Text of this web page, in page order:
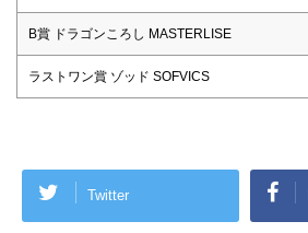
B賞 ドラゴンころし MASTERLISE
ラストワン賞 ゾッド SOFVICS
Twitter